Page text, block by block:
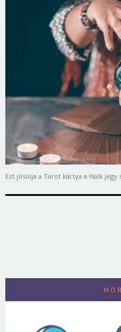
Ezt jósolja a Tarot kártya a Halk